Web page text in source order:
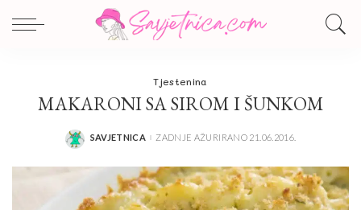
Tjestenina
MAKARONI SA SIROM I ŠUNKOM
POSTED
SAVJETNICA ZADNJE AŽURIRANO 21.06.2016.